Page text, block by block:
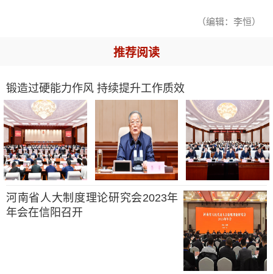
（编辑：李恒）
推荐阅读
锻造过硬能力作风 持续提升工作质效
河南省人大制度理论研究会2023年
年会在信阳召开